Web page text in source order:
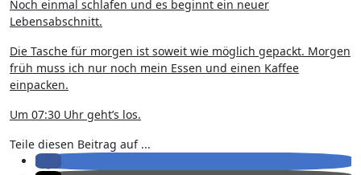
Noch einmal schlafen und es beginnt ein neuer
Lebensabschnitt.
Die Tasche für morgen ist soweit wie möglich gepackt. Morgen
früh muss ich nur noch mein Essen und einen Kaffee
einpacken.
Um 07:30 Uhr geht’s los.
Teile diesen Beitrag auf ...